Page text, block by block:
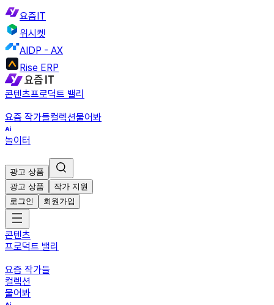
요즘IT
위시켓
AIDP - AX
Rise ERP
콘텐츠프로덕트 밸리
요즘 작가들컬렉션물어봐
놀이터
광고 상품
광고 상품
작가 지원
로그인
회원가입
콘텐츠
프로덕트 밸리
요즘 작가들
컬렉션
물어봐